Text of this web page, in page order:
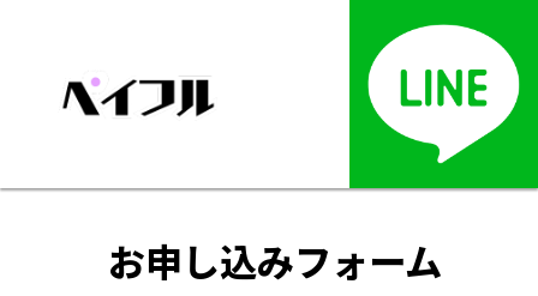
お申し込みフォーム